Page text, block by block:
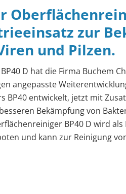
zur
und Pilzen.
D hat die Firma Buchem
angepasste
BP40 entwickelt, jetzt mit
Bekämpfung von
BP40 D wird
und kann zur Reinigung